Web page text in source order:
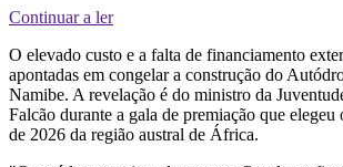
Continuar a ler
O elevado custo e a falta de financiamento
apontadas em congelar a construção do
Namibe. A revelação é do ministro da
Falcão durante a gala de premiação que elegeu
de 2026 da região austral de África.